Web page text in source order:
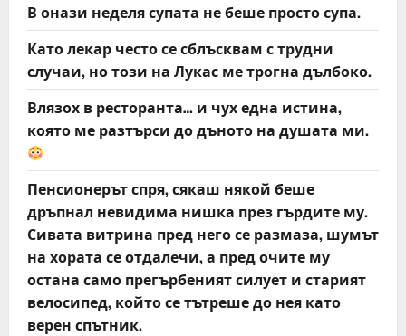
В онази неделя супата не беше просто супа.
Като лекар често се сблъсквам с трудни
случаи, но този на Лукас ме трогна дълбоко.
Влязох в ресторанта… и чух една истина,
която ме разтърси до дъното на душата ми.
Пенсионерът спря, сякаш някой беше
дръпнал невидима нишка през гърдите му.
Сивата витрина пред него се размаза, шумът
на хората се отдалечи, а пред очите му
остана само прегърбеният силует и старият
велосипед, който се тътреше до нея като
верен спътник.